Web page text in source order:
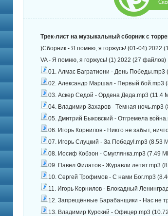
Трек-лист на музыкальный сборник с
)Сборник - Я помню, я горжусь! (01-04) 2022
VA - Я помню, я горжусь! (1) 2022 (27 файлов)
01. Алмас Багратиони - День Победы.mp3
02. Александр Маршал - Первый бой.mp3
03. Аскер Седой - Ордена Деда.mp3 (11.4
04. Владимир Захаров - Тёмная ночь.mp3
05. Дмитрий Быковский - Отгремела
06. Игорь Корнилов - Никто не забыт,
07. Игорь Слуцкий - За Победу!.mp3 (8.53
08. Иосиф Кобзон - Смуглянка.mp3 (7.49
09. Павел Филатов - Журавли летят.mp3
10. Сергей Трофимов - С нами Бог.mp3
11. Игорь Корнилов - Блокадный
12. Запрещённые Барабанщики - Нас не
13. Владимир Курский - Офицер.mp3